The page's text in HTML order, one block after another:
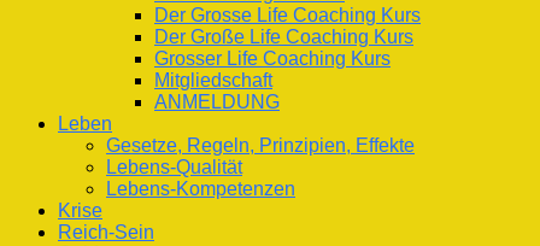
Der Grosse Life Coaching Kurs
Der Große Life Coaching Kurs
Grosser Life Coaching Kurs
Mitgliedschaft
ANMELDUNG
Leben
Gesetze, Regeln, Prinzipien, Effekte
Lebens-Qualität
Lebens-Kompetenzen
Krise
Reich-Sein